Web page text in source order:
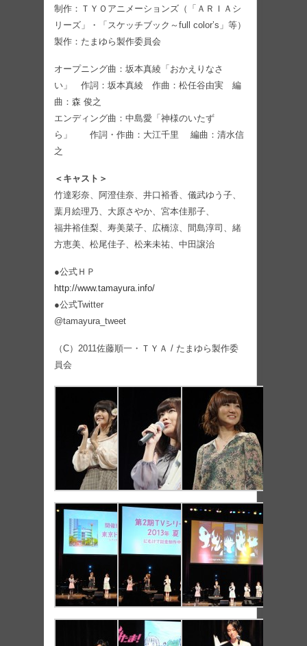
制作：ＴＹＯアニメーションズ（「ＡＲＩＡシ
リーズ」・「スケッチブック～full color’s」等）
製作：たまゆら製作委員会
オープニング曲：坂本真綾「おかえりなさ
い」 作詞：坂本真綾 作曲：松任谷由実 編
曲：森 俊之
エンディング曲：中島愛「神様のいたず
ら」 作詞・作曲：大江千里 編曲：清水信
之
＜キャスト＞
竹達彩奈、阿澄佳奈、井口裕香、儀武ゆう子、
葉月絵理乃、大原さやか、宮本佳那子、
福井裕佳梨、寿美菜子、広橋涼、間島淳司、緒
方恵美、松尾佳子、松来未祐、中田譲治
●公式ＨＰ
http://www.tamayura.info/
●公式Twitter
@tamayura_tweet
（C）2011佐藤順一・ＴＹＡ / たまゆら製作委
員会